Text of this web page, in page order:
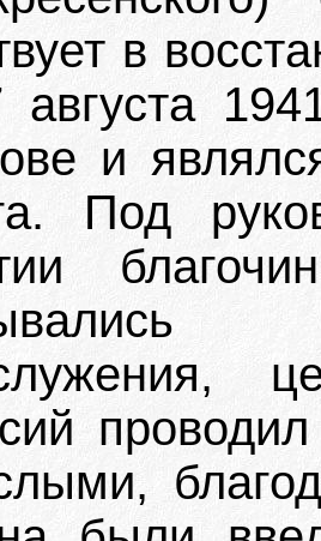
в
и
Под
проводил